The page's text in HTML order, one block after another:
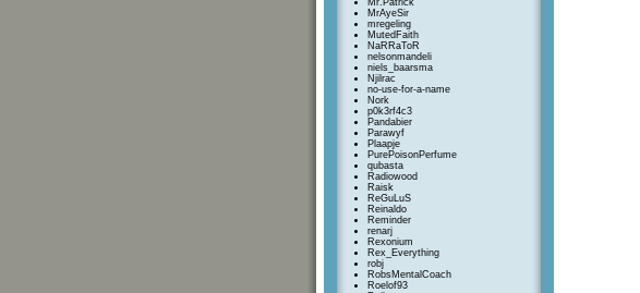
Mr.Patrick
MrAyeSir
mregeling
MutedFaith
NaRRaToR
nelsonmandeli
niels_baarsma
Njilrac
no-use-for-a-name
Nork
p0k3rf4c3
Pandabier
Parawyf
Plaapje
PurePoisonPerfume
qubasta
Radiowood
Raisk
ReGuLuS
Reinaldo
Reminder
renarj
Rexonium
Rex_Everything
robj
RobsMentalCoach
Roelof93